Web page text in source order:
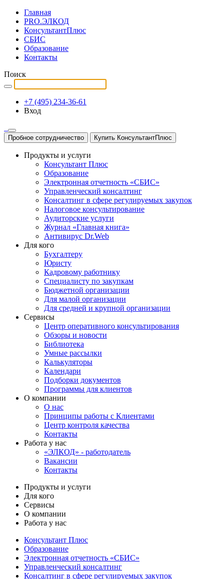
Главная
PRO.ЭЛКОД
КонсультантПлюс
СБИС
Образование
Контакты
Поиск
+7 (495) 234-36-61
Вход
Пробное сотрудничество Купить КонсультантПлюс
Продукты и услуги
Консультант Плюс
Образование
Электронная отчетность «СБИС»
Управленческий консалтинг
Консалтинг в сфере регулируемых закупок
Налоговое консультирование
Аудиторские услуги
Журнал «Главная книга»
Антивирус Dr.Web
Для кого
Бухгалтеру
Юристу
Кадровому работнику
Специалисту по закупкам
Бюджетной организации
Для малой организации
Для средней и крупной организации
Сервисы
Центр оперативного консультирования
Обзоры и новости
Библиотека
Умные рассылки
Калькуляторы
Календари
Подборки документов
Программы для клиентов
О компании
О нас
Принципы работы с Клиентами
Центр контроля качества
Контакты
Работа у нас
«ЭЛКОД» - работодатель
Вакансии
Контакты
Продукты и услуги
Для кого
Сервисы
О компании
Работа у нас
Консультант Плюс
Образование
Электронная отчетность «СБИС»
Управленческий консалтинг
Консалтинг в сфере регулируемых закупок